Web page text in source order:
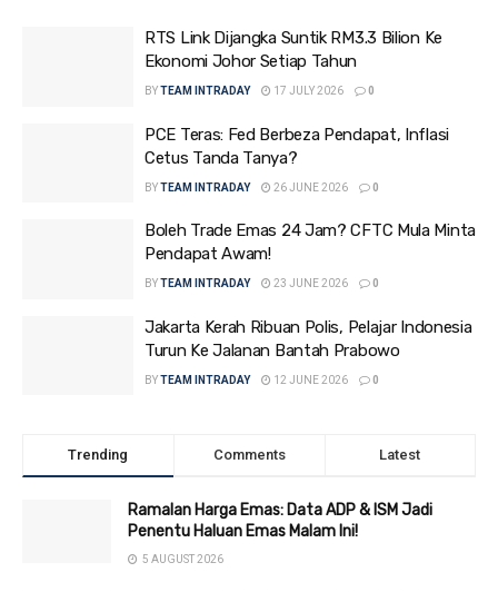
RTS Link Dijangka Suntik RM3.3 Bilion Ke
Ekonomi Johor Setiap Tahun
BYTEAM INTRADAY 17 JULY 2026 0
PCE Teras: Fed Berbeza Pendapat, Inflasi
Cetus Tanda Tanya?
BYTEAM INTRADAY 26 JUNE 2026 0
Boleh Trade Emas 24 Jam? CFTC Mula Minta
Pendapat Awam!
BYTEAM INTRADAY 23 JUNE 2026 0
Jakarta Kerah Ribuan Polis, Pelajar Indonesia
Turun Ke Jalanan Bantah Prabowo
BYTEAM INTRADAY 12 JUNE 2026 0
Trending Comments Latest
Ramalan Harga Emas: Data ADP & ISM Jadi
Penentu Haluan Emas Malam Ini!
5 AUGUST 2026